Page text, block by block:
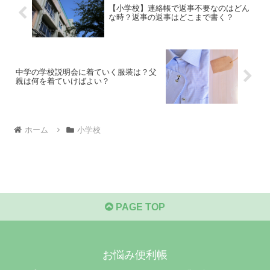
【小学校】連絡帳で返事不要なのはどん
な時？返事の返事はどこまで書く？
中学の学校説明会に着ていく服装は？父
親は何を着ていけばよい？
ホーム 小学校
PAGE TOP
お悩み便利帳